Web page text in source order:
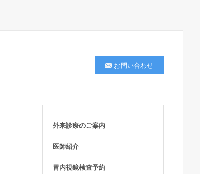
お問い合わせ
外来診療のご案内
医師紹介
胃内視鏡検査予約